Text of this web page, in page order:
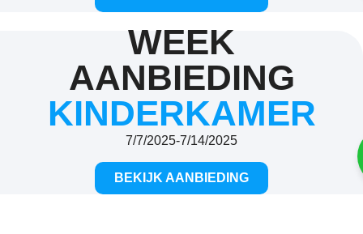
WEEK
AANBIEDING
KINDERKAMER
7/7/2025-7/14/2025
BEKIJK AANBIEDING